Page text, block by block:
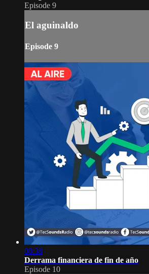
Episode 9
El aguinaldo
Episode 9
08:38
Derrama financiera de fin de año
Episode 10